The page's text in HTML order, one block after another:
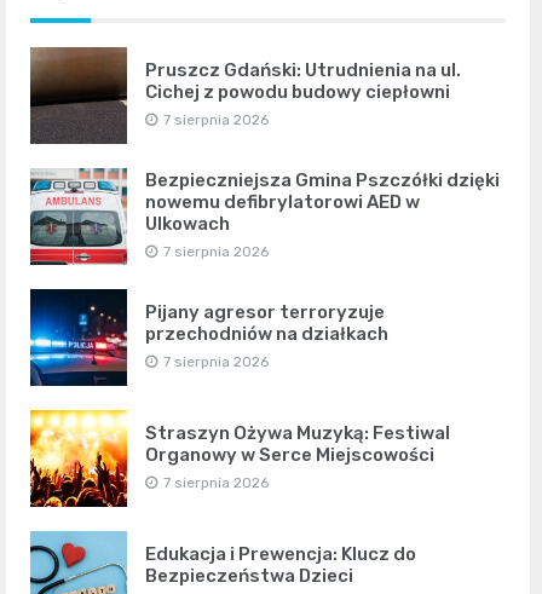
Pruszcz Gdański: Utrudnienia na ul.
Cichej z powodu budowy ciepłowni
7 sierpnia 2026
Bezpieczniejsza Gmina Pszczółki dzięki
nowemu defibrylatorowi AED w
Ulkowach
7 sierpnia 2026
Pijany agresor terroryzuje
przechodniów na działkach
7 sierpnia 2026
Straszyn Ożywa Muzyką: Festiwal
Organowy w Serce Miejscowości
7 sierpnia 2026
Edukacja i Prewencja: Klucz do
Bezpieczeństwa Dzieci